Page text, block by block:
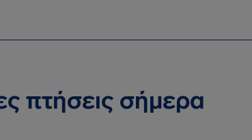
πτήσεις σήμερα